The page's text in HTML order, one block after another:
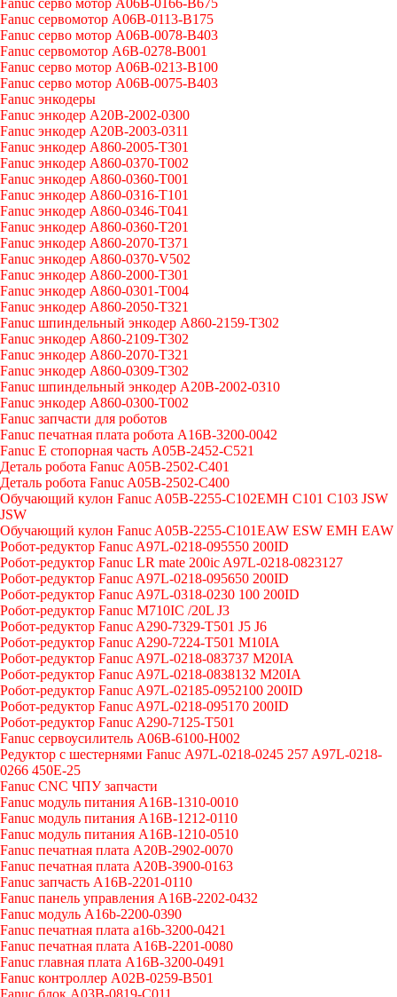
Fanuc серво мотор A06B-0166-B675
Fanuc сервомотор A06B-0113-B175
Fanuc серво мотор A06B-0078-B403
Fanuc сервомотор A6B-0278-B001
Fanuc серво мотор A06B-0213-B100
Fanuc серво мотор A06B-0075-B403
Fanuc энкодеры
Fanuc энкодер A20B-2002-0300
Fanuc энкодер A20B-2003-0311
Fanuc энкодер A860-2005-T301
Fanuc энкодер A860-0370-T002
Fanuc энкодер A860-0360-T001
Fanuc энкодер A860-0316-T101
Fanuc энкодер A860-0346-T041
Fanuc энкодер A860-0360-T201
Fanuc энкодер A860-2070-T371
Fanuc энкодер A860-0370-V502
Fanuc энкодер A860-2000-T301
Fanuc энкодер A860-0301-T004
Fanuc энкодер A860-2050-T321
Fanuc шпиндельный энкодер A860-2159-T302
Fanuc энкодер A860-2109-T302
Fanuc энкодер A860-2070-T321
Fanuc энкодер A860-0309-T302
Fanuc шпиндельный энкодер A20B-2002-0310
Fanuc энкодер A860-0300-T002
Fanuc запчасти для роботов
Fanuc печатная плата робота A16B-3200-0042
Fanuc E стопорная часть A05B-2452-C521
Деталь робота Fanuc A05B-2502-C401
Деталь робота Fanuc A05B-2502-C400
Обучающий кулон Fanuc A05B-2255-C102EMH C101 C103 JSW
JSW
Обучающий кулон Fanuc A05B-2255-C101EAW ESW EMH EAW
Робот-редуктор Fanuc A97L-0218-095550 200ID
Робот-редуктор Fanuc LR mate 200ic A97L-0218-0823127
Робот-редуктор Fanuc A97L-0218-095650 200ID
Робот-редуктор Fanuc A97L-0318-0230 100 200ID
Робот-редуктор Fanuc M710IC /20L J3
Робот-редуктор Fanuc A290-7329-T501 J5 J6
Робот-редуктор Fanuc A290-7224-T501 M10IA
Робот-редуктор Fanuc A97L-0218-083737 M20IA
Робот-редуктор Fanuc A97L-0218-0838132 M20IA
Робот-редуктор Fanuc A97L-02185-0952100 200ID
Робот-редуктор Fanuc A97L-0218-095170 200ID
Робот-редуктор Fanuc A290-7125-T501
Fanuc сервоусилитель A06B-6100-H002
Редуктор с шестернями Fanuc А97L-0218-0245 257 A97L-0218-
0266 450E-25
Fanuc CNC ЧПУ запчасти
Fanuc модуль питания A16B-1310-0010
Fanuc модуль питания A16B-1212-0110
Fanuc модуль питания A16B-1210-0510
Fanuc печатная плата A20B-2902-0070
Fanuc печатная плата A20B-3900-0163
Fanuc запчасть A16B-2201-0110
Fanuc панель управления A16B-2202-0432
Fanuc модуль A16b-2200-0390
Fanuc печатная плата a16b-3200-0421
Fanuc печатная плата A16B-2201-0080
Fanuc главная плата A16B-3200-0491
Fanuc контроллер A02B-0259-B501
Fanuc блок A03B-0819-C011